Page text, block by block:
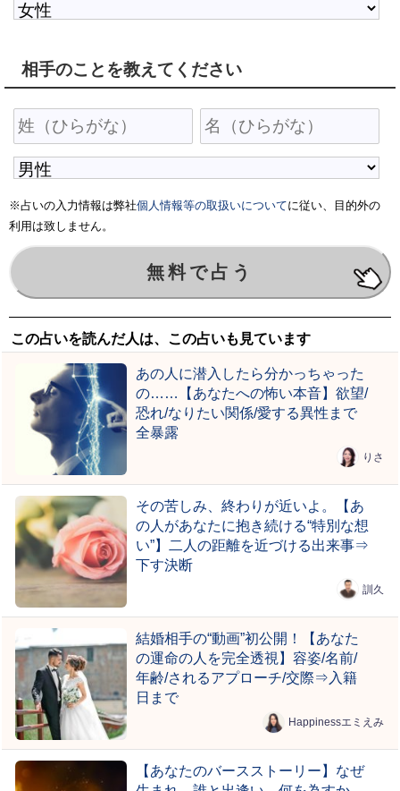
相手のことを教えてください
※占いの入力情報は弊社個人情報等の取扱いについてに従い、目的外の
利用は致しません。
この占いを読んだ人は、この占いも見ています
あの人に潜入したら分かっちゃった
の……【あなたへの怖い本音】欲望/
恐れ/なりたい関係/愛する異性まで
全暴露
りさ
その苦しみ、終わりが近いよ。【あ
の人があなたに抱き続ける“特別な想
い”】二人の距離を近づける出来事⇒
下す決断
訓久
結婚相手の“動画”初公開！【あなた
の運命の人を完全透視】容姿/名前/
年齢/されるアプローチ/交際⇒入籍
日まで
Happinessエミえみ
【あなたのバースストーリー】なぜ